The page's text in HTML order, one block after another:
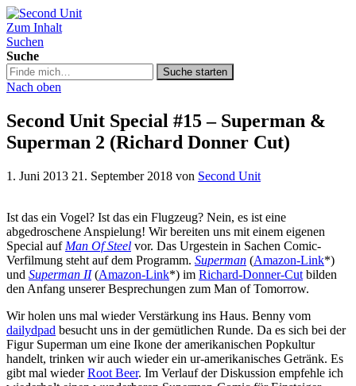
Second Unit
Zum Inhalt
Suchen
Suche
Suche
in
podcast.de/
Suche starten
Nach oben
Second Unit Special #15 – Superman &
Superman 2 (Richard Donner Cut)
1. Juni 2013 21. September 2018 von Second Unit
Ist das ein Vogel? Ist das ein Flugzeug? Nein, es ist eine
abgedroschene Anspielung! Wir bereiten uns mit einem eigenen
Special auf Man Of Steel vor. Das Urgestein in Sachen Comic-
Verfilmung steht auf dem Programm. Superman (Amazon-Link*)
und Superman II(Amazon-Link*) im Richard-Donner-Cut bilden
den Anfang unserer Besprechungen zum Man of Tomorrow.
Wir holen uns mal wieder Verstärkung ins Haus. Benny vom
dailydpad besucht uns in der gemütlichen Runde. Da es sich bei der
Figur Superman um eine Ikone der amerikanischen Popkultur
handelt, trinken wir auch wieder ein ur-amerikanisches Getränk. Es
gibt mal wiederRoot Beer. Im Verlauf der Diskussion empfehle ich